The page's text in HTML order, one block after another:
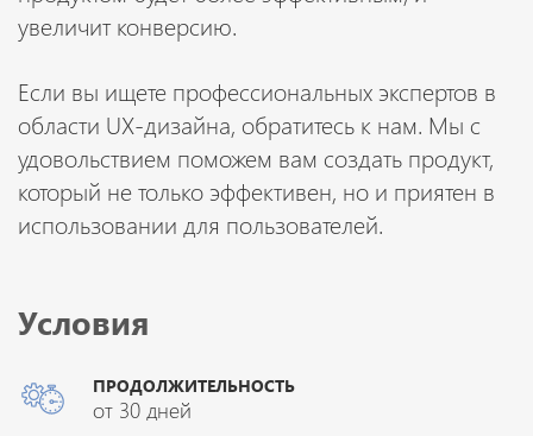
увеличит конверсию.
Если вы ищете профессиональных экспертов в
области UX-дизайна, обратитесь к нам. Мы с
удовольствием поможем вам создать продукт,
который не только эффективен, но и приятен в
использовании для пользователей.
Условия
ПРОДОЛЖИТЕЛЬНОСТЬ
от 30 дней